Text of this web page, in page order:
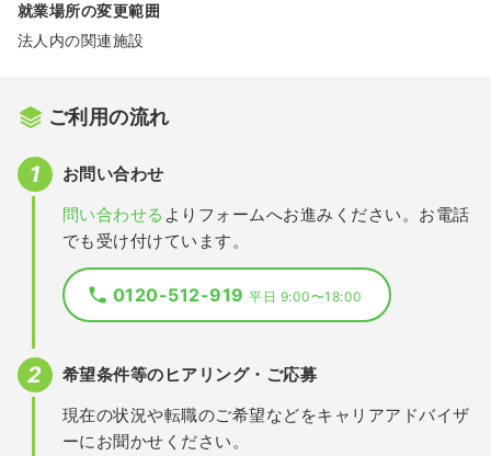
就業場所の変更範囲
法人内の関連施設
ご利用の流れ
お問い合わせ
問い合わせる よりフォームへお進みください。お電話
でも受け付けています。
0120-512-919平日 9:00〜18:00
希望条件等のヒアリング・ご応募
現在の状況や転職のご希望などをキャリアアドバイザ
ーにお聞かせください。